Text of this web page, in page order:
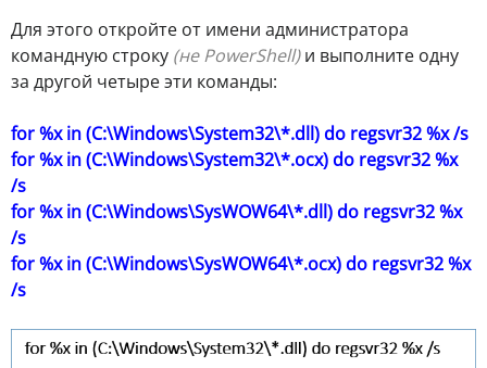
Для этого откройте от имени администратора
командную строку (не PowerShell)и выполните одну
за другой четыре эти команды:
for %x in (C:\Windows\System32\*.dll) do regsvr32 %x /s
for %x in (C:\Windows\System32\*.ocx) do regsvr32 %x
/s
for %x in (C:\Windows\SysWOW64\*.dll) do regsvr32 %x
/s
for %x in (C:\Windows\SysWOW64\*.ocx) do regsvr32 %x
/s